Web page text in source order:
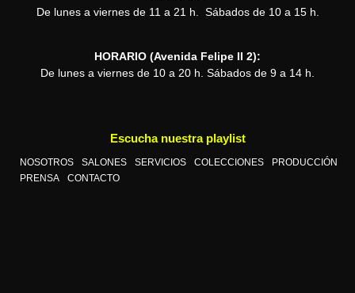
De lunes a viernes de 11 a 21 h. Sábados de 10 a 15 h.
HORARIO (Avenida Felipe II 2):
De lunes a viernes de 10 a 20 h. Sábados de 9 a 14 h.
Escucha nuestra playlist
NOSOTROS SALONES SERVICIOS COLECCIONES
PRODUCCIÓN
PRENSA
CONTACTO